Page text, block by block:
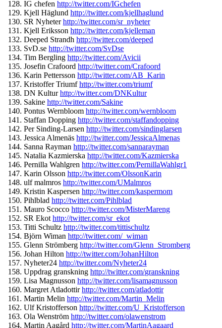
IG chefen http://twitter.com/IGchefen
Kjell Häglund http://twitter.com/kjellhaglund
SR Nyheterhttp://twitter.com/sr_ nyheter
Kjell Eriksson http://twitter.com/kjelleman
Deeped Strandh http://twitter.com/deeped
SvD.se http://twitter.com/SvDse
Tim Bergling http://twitter.com/Avicii
Josefin Crafoord http://twitter.com/Crafoord
Karin Pettersson http://twitter.com/AB_Karin
Kristoffer Triumfhttp://twitter.com/triumf
DN Kulturhttp://twitter.com/DNKultur
Sakine http://twitter.com/Sakine
Pontus Wernbloom http://twitter.com/wernbloom
Staffan Dopping http://twitter.com/staffandopping
Per Sinding-Larsen http://twitter.com/sindinglarsen
Jessica Almenäs http://twitter.com/JessicaAlmenas
Sanna Rayman http://twitter.com/sannarayman
Natalia Kazmierska http://twitter.com/Kazmierska
Pernilla Wahlgren http://twitter.com/PernillaWahlgr1
Karin Olsson http://twitter.com/OlssonKarin
ulf malmros http://twitter.com/UMalmros
Kristin Kaspersen http://twitter.com/kaspermom
Pihlblad http://twitter.com/Pihlblad
Mauro Scocco http://twitter.com/MisterMareng
SR Ekot http://twitter.com/sr_ ekot
Titti Schultz http://twitter.com/tittischultz
Björn Wiman http://twitter.com/_ wiman
Glenn Strömberg http://twitter.com/Glenn_Stromberg
Johan Hilton http://twitter.com/JohanHilton
Nyheter24 http://twitter.com/Nyheter24
Uppdrag granskning http://twitter.com/granskning
Lisa Magnusson http://twitter.com/lisamagnusson
Margret Atladottirhttp://twitter.com/atladottir
Martin Melin http://twitter.com/Martin_Melin
Ulf Kristofferson http://twitter.com/U_Kristofferson
Ola Wenström http://twitter.com/olawenstrom
Martin Aagård http://twitter.com/MartinAagaard